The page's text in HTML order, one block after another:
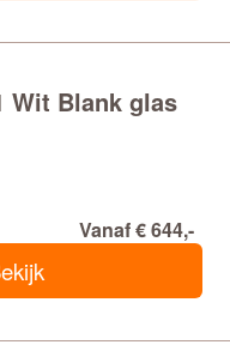
Wit Blank glas
Vanaf € 644,-